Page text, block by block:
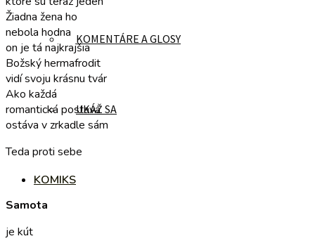
KOMENTÁRE A GLOSY
UKÁŽ SA
KOMIKS
Žiadna žena ho
nebola hodna
on je tá najkrajšia
Božský hermafrodit
vidí svoju krásnu tvár
Ako každá
romantická postava
ostáva v zrkadle sám
Teda proti sebe
Samota
je kút